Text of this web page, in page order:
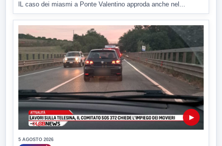
lL caso dei miasmi a Ponte Valentino approda anche nel...
▶
5 AGOSTO 2026